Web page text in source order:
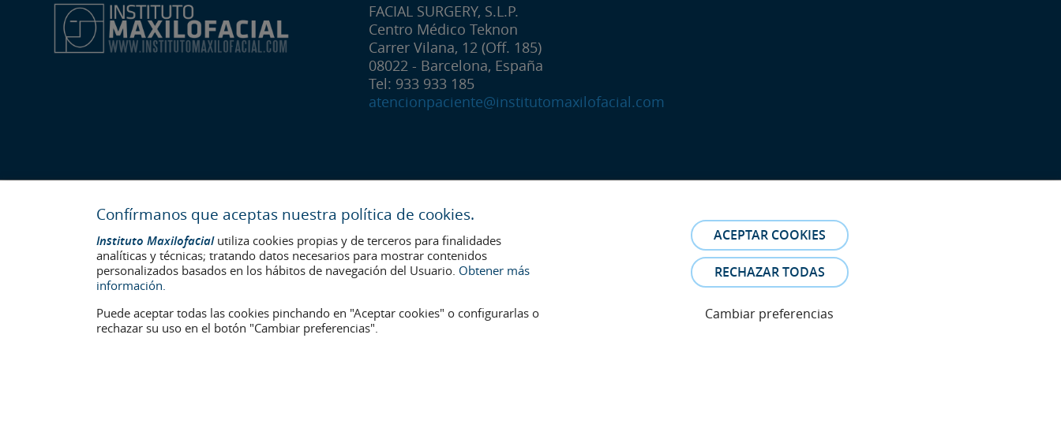
FACIAL SURGERY, S.L.P.
Centro Médico Teknon
Carrer Vilana, 12 (Off. 185)
08022 - Barcelona, España
Tel: 933 933 185
atencionpaciente@institutomaxilofacial.com
Confírmanos que aceptas nuestra política de cookies.
Instituto Maxilofacialutiliza cookies propias y de terceros para finalidades
analíticas y técnicas; tratando datos necesarios para mostrar contenidos
personalizados basados en los hábitos de navegación del Usuario. Obtener más
información.
Puede aceptar todas las cookies pinchando en "Aceptar cookies" o configurarlas o
rechazar su uso en el botón "Cambiar preferencias".
Cambiar preferencias
RECHAZAR TODAS
ACEPTAR COOKIES